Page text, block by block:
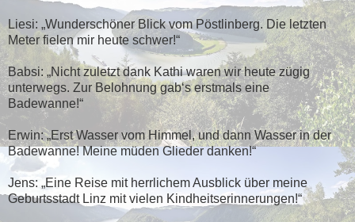
Liesi: „Wunderschöner Blick vom Pöstlinberg. Die letzten
Meter fielen mir heute schwer!“
Babsi: „Nicht zuletzt dank Kathi waren wir heute zügig
unterwegs. Zur Belohnung gab‘s erstmals eine
Badewanne!“
Erwin: „Erst Wasser vom Himmel, und dann Wasser in der
Badewanne! Meine müden Glieder danken!“
Jens: „Eine Reise mit herrlichem Ausblick über meine
Geburtsstadt Linz mit vielen Kindheitserinnerungen!“